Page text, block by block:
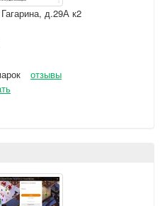
д.29А к2
отзывы